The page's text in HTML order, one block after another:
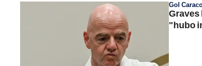
Gol
Graves
"hubo